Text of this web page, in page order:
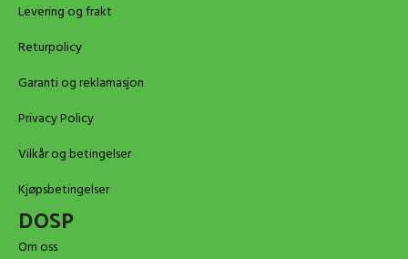
Levering og frakt
Returpolicy
Garanti og reklamasjon
Privacy Policy
Vilkår og betingelser
Kjøpsbetingelser
DOSP
Om oss